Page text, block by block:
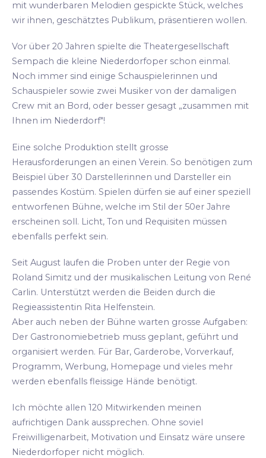
mit wunderbaren Melodien gespickte Stück, welches
wir ihnen, geschätztes Publikum, präsentieren wollen.
Vor über 20 Jahren spielte die Theatergesellschaft
Sempach die kleine Niederdorfoper schon einmal.
Noch immer sind einige Schauspielerinnen und
Schauspieler sowie zwei Musiker von der damaligen
Crew mit an Bord, oder besser gesagt „zusammen mit
Ihnen im Niederdorf"!
Eine solche Produktion stellt grosse
Herausforderungen an einen Verein. So benötigen zum
Beispiel über 30 Darstellerinnen und Darsteller ein
passendes Kostüm. Spielen dürfen sie auf einer speziell
entworfenen Bühne, welche im Stil der 50er Jahre
erscheinen soll. Licht, Ton und Requisiten müssen
ebenfalls perfekt sein.
Seit August laufen die Proben unter der Regie von
Roland Simitz und der musikalischen Leitung von René
Carlin. Unterstützt werden die Beiden durch die
Regieassistentin Rita Helfenstein.
Aber auch neben der Bühne warten grosse Aufgaben:
Der Gastronomiebetrieb muss geplant, geführt und
organisiert werden. Für Bar, Garderobe, Vorverkauf,
Programm, Werbung, Homepage und vieles mehr
werden ebenfalls fleissige Hände benötigt.
Ich möchte allen 120 Mitwirkenden meinen
aufrichtigen Dank aussprechen. Ohne soviel
Freiwilligenarbeit, Motivation und Einsatz wäre unsere
Niederdorfoper nicht möglich.